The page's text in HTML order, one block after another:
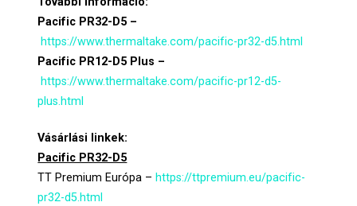
Pacific PR32-D5 –
https://www.thermaltake.com/pacific-pr32-d5.html
Pacific PR12-D5 Plus –
https://www.thermaltake.com/pacific-pr12-d5-
plus.html
Vásárlási linkek:
Pacific PR32-D5
TT Premium Európa – https://ttpremium.eu/pacific-
pr32-d5.html